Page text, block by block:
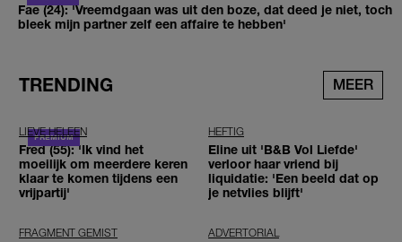
Fae (24): 'Vreemdgaan was uit den boze, dat deed je niet, toch
bleek mijn partner zelf een affaire te hebben'
TRENDING MEER
LIEVE HELEEN
Fred (55): 'Ik vind het
moeilijk om meerdere keren
klaar te komen tijdens een
vrijpartij'
HEFTIG
Eline uit 'B&B Vol Liefde'
verloor haar vriend bij
liquidatie: 'Een beeld dat op
je netvlies blijft'
FRAGMENT GEMIST ADVERTORIAL